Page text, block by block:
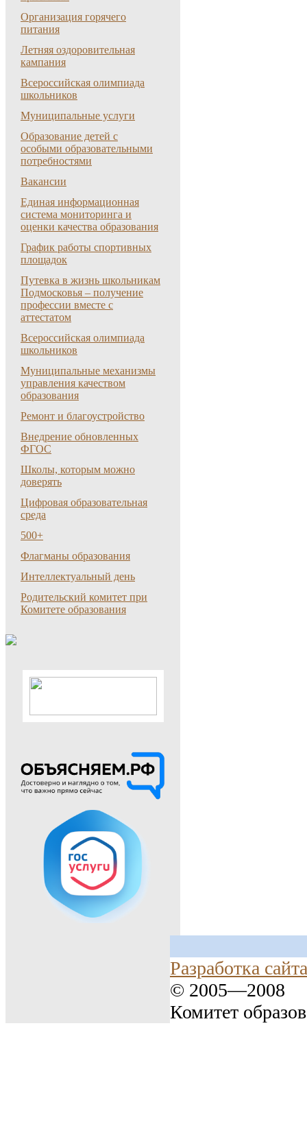
Организация горячего
питания
Летняя оздоровительная
кампания
Всероссийская олимпиада
школьников
Муниципальные услуги
Образование детей с
особыми образовательными
потребностями
Вакансии
Единая информационная
система мониторинга и
оценки качества образования
График работы спортивных
площадок
Путевка в жизнь школьникам
Подмосковья – получение
профессии вместе с
аттестатом
Всероссийская олимпиада
школьников
Муниципальные механизмы
управления качеством
образования
Ремонт и благоустройство
Внедрение обновленных
ФГОС
Школы, которым можно
доверять
Цифровая образовательная
среда
500+
Флагманы образования
Интеллектуальный день
Родительский комитет при
Комитете образования
Разработка сайта
© 2005—2008
Комитет